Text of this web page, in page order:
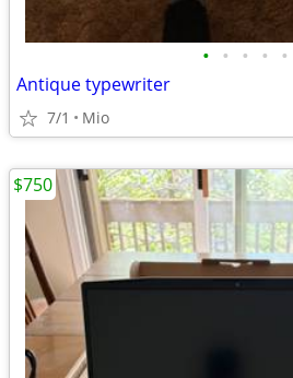
• • • • •
Antique typewriter
7/1 Mio
$750